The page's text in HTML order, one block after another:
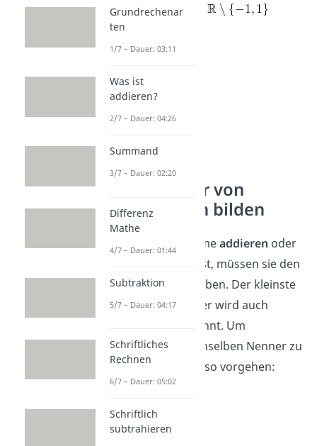
Also ist jetzt D =
Hauptnenner von
Bruchtermen bilden
Damit du Bruchtermeaddieren oder
kannst, müssen sie den
gleichenNenner
haben. Der kleinste
gemeinsame Nenner wird auch
genannt. Um
Bruchterme auf denselben Nenner zu
bringen, kannst du so vorgehen:
Grundrechenar
ten
1/7 – Dauer: 03:11
Was ist
addieren?
2/7 – Dauer: 04:26
Summand
3/7 – Dauer: 02:20
Differenz
Mathe
4/7 – Dauer: 01:44
Subtraktion
5/7 – Dauer: 04:17
Schriftliches
Rechnen
6/7 – Dauer: 05:02
Schriftlich
subtrahieren